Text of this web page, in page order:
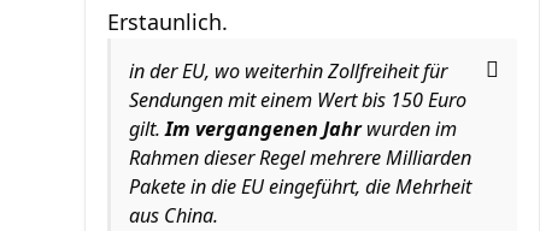
Erstaunlich.
in der EU, wo weiterhin Zollfreiheit für
Sendungen mit einem Wert bis 150 Euro
gilt.Im vergangenen Jahrwurden im
Rahmen dieser Regel mehrere Milliarden
Pakete in die EU eingeführt, die Mehrheit
aus China.